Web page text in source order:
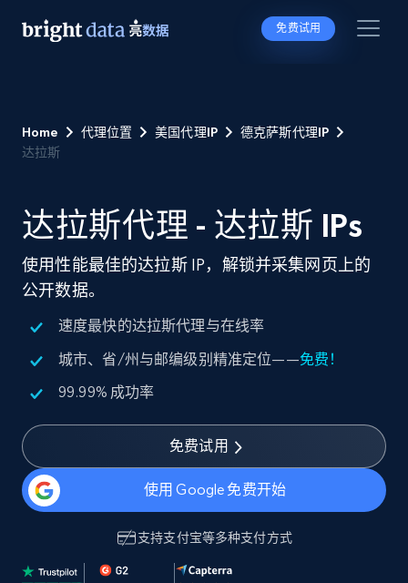
免费试用
Home 代理位置 美国代理IP
德克萨斯代理IP
达拉斯
达拉斯代理 - 达拉斯 IPs
使用性能最佳的达拉斯 IP，解锁并采集网页上的
公开数据。
速度最快的达拉斯代理与在线率
城市、省/州与邮编级别精准定位——免费！
99.99% 成功率
免费试用
使用 Google 免费开始
支持支付宝等多种支付方式